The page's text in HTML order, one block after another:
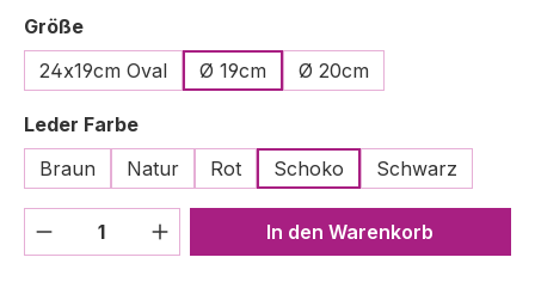
Größeauswählen
24x19cm Oval
Ø 19cm Ø 20cm
Leder Farbeauswählen
Braun
Natur Rot Schoko Schwarz
Produkt Anzahl: Gib denIn den Warenkorb